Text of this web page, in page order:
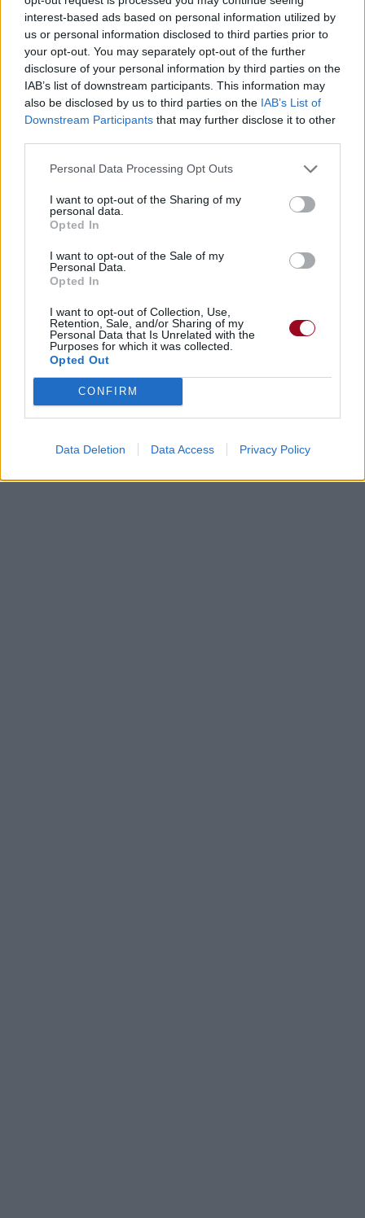
interest-based ads based on personal information utilized by
us or personal information disclosed to third parties prior to
your opt-out. You may separately opt-out of the further
disclosure of your personal information by third parties on the
IAB’s list of downstream participants. This information may
also be disclosed by us to third parties on the IAB’s List of
Downstream Participants that may further disclose it to other
Personal Data Processing Opt Outs
I want to opt-out of the Sharing of my
personal data.
Opted In
I want to opt-out of the Sale of my
Personal Data.
Opted In
I want to opt-out of Collection, Use,
Retention, Sale, and/or Sharing of my
Personal Data that Is Unrelated with the
Purposes for which it was collected.
Opted Out
CONFIRM
Data Deletion Data Access Privacy Policy